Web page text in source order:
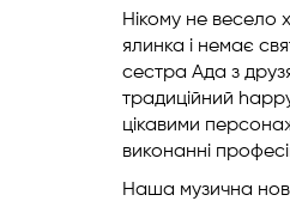
Нікому не весело
ялинка і немає
сестра Ада з
традиційний
цікавими
виконанні
Наша музична